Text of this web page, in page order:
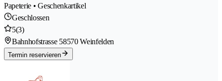
Papeterie • Geschenkartikel
Geschlossen
5(3)
Bahnhofstrasse 58570 Weinfelden
Termin reservieren